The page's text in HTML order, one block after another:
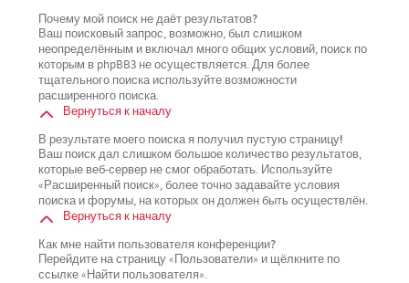
Почему мой поиск не даёт результатов?
Ваш поисковый запрос, возможно, был слишком
неопределённым и включал много общих условий, поиск по
которым в phpBB3 не осуществляется. Для более
тщательного поиска используйте возможности
расширенного поиска.
Вернуться к началу
В результате моего поиска я получил пустую страницу!
Ваш поиск дал слишком большое количество результатов,
которые веб-сервер не смог обработать. Используйте
«Расширенный поиск», более точно задавайте условия
поиска и форумы, на которых он должен быть осуществлён.
Вернуться к началу
Как мне найти пользователя конференции?
Перейдите на страницу «Пользователи» и щёлкните по
ссылке «Найти пользователя».